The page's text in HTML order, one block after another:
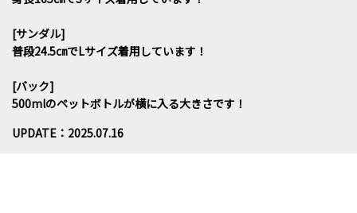
[サンダル]
普段24.5㎝でLサイズ着用しています！
[バック]
500mlのペットボトルが横に入る大きさです！
UPDATE：2025.07.16